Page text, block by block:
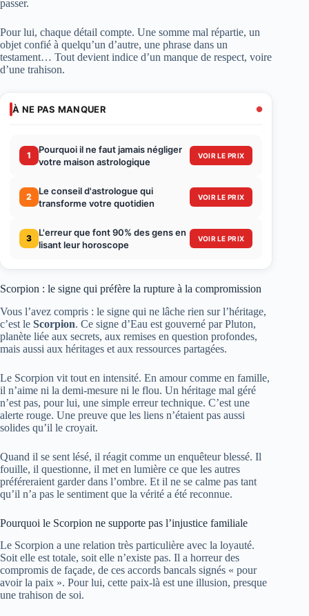
passer.
Pour lui, chaque détail compte. Une somme mal répartie, un
objet confié à quelqu’un d’autre, une phrase dans un
testament… Tout devient indice d’un manque de respect, voire
d’une trahison.
À NE PAS MANQUER
1
Pourquoi il ne faut jamais négliger
votre maison astrologique
VOIR LE PRIX
2
Le conseil d'astrologue qui
transforme votre quotidien
VOIR LE PRIX
3
L'erreur que font 90% des gens en
lisant leur horoscope
VOIR LE PRIX
Scorpion : le signe qui préfère la rupture à la compromission
Vous l’avez compris : le signe qui ne lâche rien sur l’héritage,
c’est le Scorpion. Ce signe d’Eau est gouverné par Pluton,
planète liée aux secrets, aux remises en question profondes,
mais aussi aux héritages et aux ressources partagées.
Le Scorpion vit tout en intensité. En amour comme en famille,
il n’aime ni la demi-mesure ni le flou. Un héritage mal géré
n’est pas, pour lui, une simple erreur technique. C’est une
alerte rouge. Une preuve que les liens n’étaient pas aussi
solides qu’il le croyait.
Quand il se sent lésé, il réagit comme un enquêteur blessé. Il
fouille, il questionne, il met en lumière ce que les autres
préféreraient garder dans l’ombre. Et il ne se calme pas tant
qu’il n’a pas le sentiment que la vérité a été reconnue.
Pourquoi le Scorpion ne supporte pas l’injustice familiale
Le Scorpion a une relation très particulière avec la loyauté.
Soit elle est totale, soit elle n’existe pas. Il a horreur des
compromis de façade, de ces accords bancals signés « pour
avoir la paix ». Pour lui, cette paix-là est une illusion, presque
une trahison de soi.